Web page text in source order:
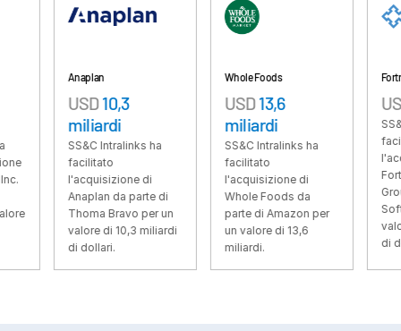
Prodotti aggiuntivi
VIA
Soluzioni
Fusioni e acquisizioni
Offerte Pubbliche Iniziali
Gestione dei fondi
Finanziamenti
Scambio Sicuro di Documenti
Prestiti Sindacati
10,3
miliardi
SS&C Intralinks ha
facilitato
l'acquisizione di
Anaplan da parte di
Thoma Bravo per un
valore di 10,3 miliardi
Whole Foods
13,6
miliardi
SS&C Intralinks ha
l'acquisizione di
Whole Foods da
parte di Amazon per
un valore di 13,6
3,3
SS&C
Fortress
Group da
SoftBank per
valore di 3,3